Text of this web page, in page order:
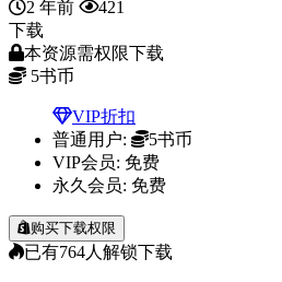
2 年前
421
下载
本资源需权限下载
5书币
VIP折扣
普通用户:
5书币
VIP会员: 免费
永久会员: 免费
购买下载权限
已有764人解锁下载